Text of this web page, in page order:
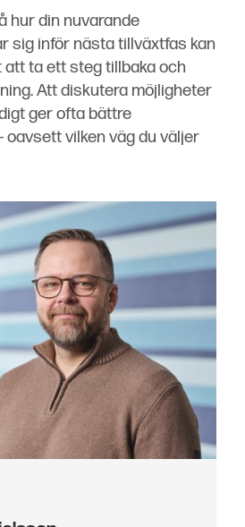
hur din nuvarande
sig inför nästa tillväxtfas kan
ta ett steg tillbaka och
Att diskutera möjligheter
ger ofta bättre
vilken väg du väljer